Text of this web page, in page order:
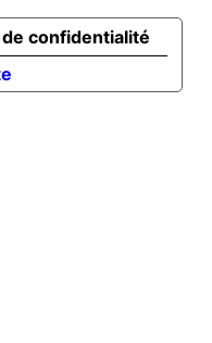
confidentialité